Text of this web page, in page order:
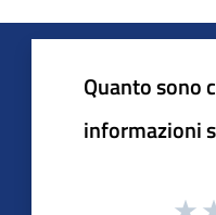
Quanto sono
informazioni